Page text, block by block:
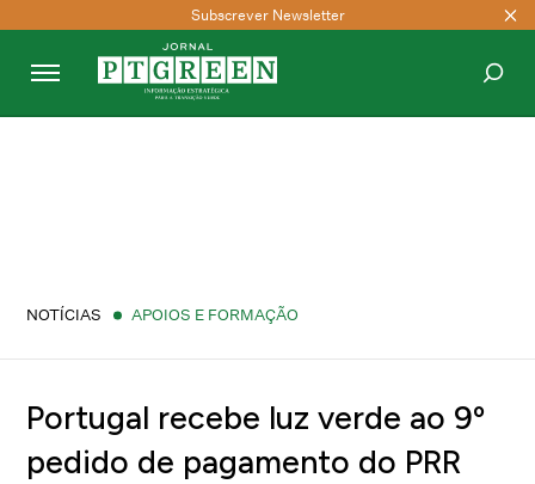
Subscrever Newsletter
NOTÍCIAS APOIOS E FORMAÇÃO
Portugal recebe luz verde ao 9º
pedido de pagamento do PRR